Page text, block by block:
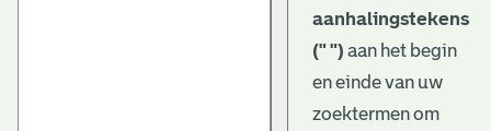
aanhalingstekens
(" ") aan het begin
en einde van uw
zoektermen om